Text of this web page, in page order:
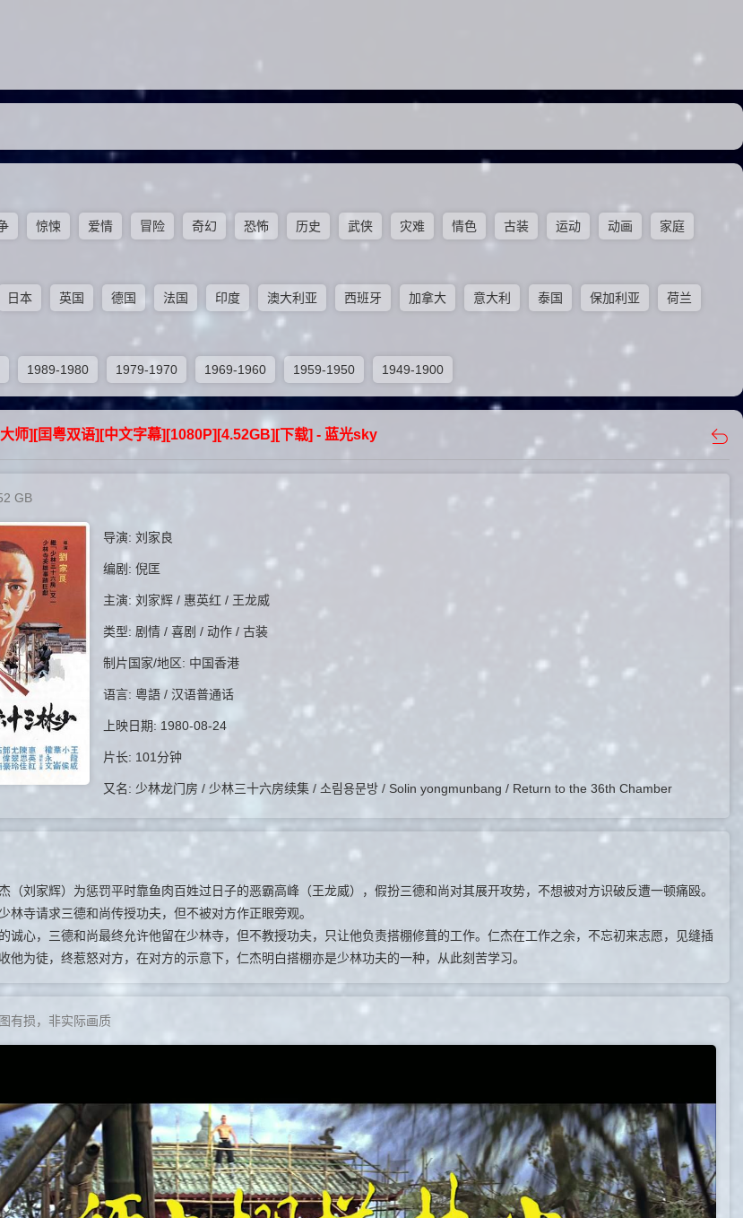
惊悚 爱情 冒险 奇幻 恐怖 历史 武侠 灾难 情色 古装 运动 动画 家庭
日本 英国 德国 法国 印度 澳大利亚 西班牙 加拿大 意大利 泰国 保加利亚 荷兰
1989-1980 1979-1970 1969-1960 1959-1950 1949-1900
师][囯粤双语][中文字幕][1080P][4.52GB][下载] - 蓝光sky
GB
导演: 刘家良
编剧: 倪匡
主演: 刘家辉 / 惠英红 / 王龙威
类型: 剧情 / 喜剧 / 动作 / 古装
制片国家/地区: 中国香港
语言: 粵語 / 汉语普通话
上映日期: 1980-08-24
片长: 101分钟
又名: 少林龙门房 / 少林三十六房续集 / 소림용문방 / Solin yongmunbang / Return to the 36th Chamber
刘家辉）为惩罚平时靠鱼肉百姓过日子的恶霸高峰（王龙威），假扮三德和尚对其展开攻势，不想被对方识破反遭一顿痛殴。
林寺请求三德和尚传授功夫，但不被对方作正眼旁观。
心，三德和尚最终允许他留在少林寺，但不教授功夫，只让他负责搭棚修葺的工作。仁杰在工作之余，不忘初来志愿，见缝插
他为徒，终惹怒对方，在对方的示意下，仁杰明白搭棚亦是少林功夫的一种，从此刻苦学习。
有损，非实际画质